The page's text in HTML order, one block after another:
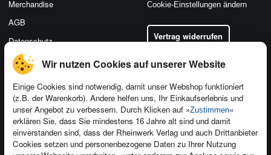
Wir nutzen Cookies auf unserer Website
Einige Cookies sind notwendig, damit unser Webshop funktioniert
(z.B. der Warenkorb). Andere helfen uns, Ihr Einkaufserlebnis und
unser Angebot zu verbessern. Durch Klicken auf »Zustimmen«
erklären Sie, dass Sie mindestens 16 Jahre alt sind und damit
einverstanden sind, dass der Rheinwerk Verlag und auch Drittanbieter
Cookies setzen und personenbezogene Daten zu Ihrer Nutzung
Kontakt
Newsletter
Für Unternehmen
Produktfeedback
Foreign Rights
Merchandise
AGB
Datenschutz
Cookie-Einstellungen ändern
Vertrag widerrufen